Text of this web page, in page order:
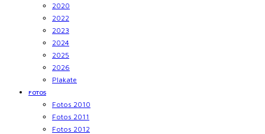
2020
2022
2023
2024
2025
2026
Plakate
FOTOS
Fotos 2010
Fotos 2011
Fotos 2012